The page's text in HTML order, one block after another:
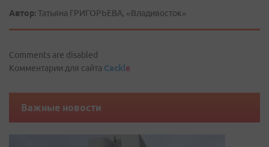
Автор:Татьяна ГРИГОРЬЕВА, «Владивосток»
Comments are disabled
Комментарии для сайта Cackle
Важные новости